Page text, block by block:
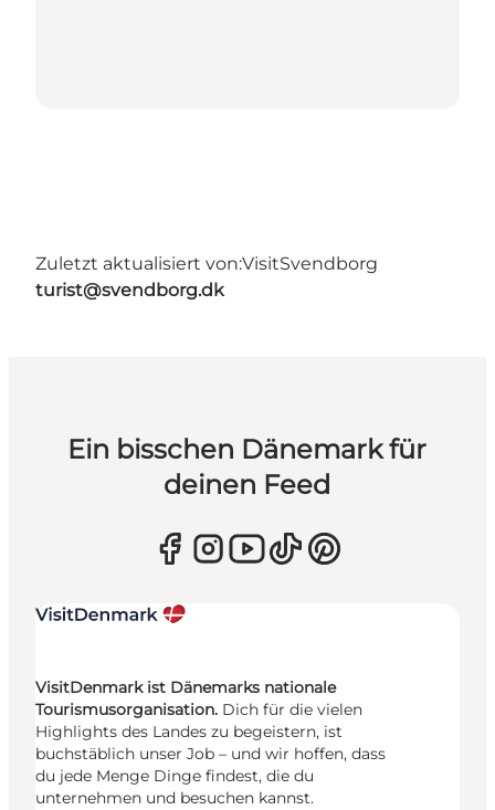
Zuletzt aktualisiert von:VisitSvendborg
turist@svendborg.dk
Ein bisschen Dänemark für
deinen Feed
VisitDenmark ist Dänemarks nationale
Tourismusorganisation. Dich für die vielen
Highlights des Landes zu begeistern, ist
buchstäblich unser Job – und wir hoffen, dass
du jede Menge Dinge findest, die du
unternehmen und besuchen kannst.